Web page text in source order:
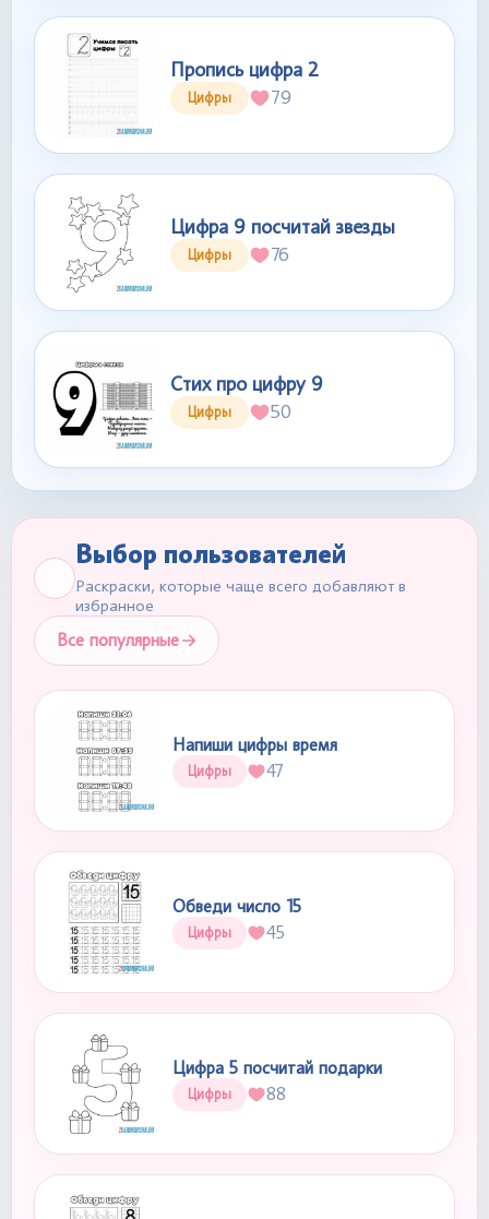
Пропись цифра 2
Цифры 79
Цифра 9 посчитай звезды
Цифры 76
Стих про цифру 9
Цифры 50
Выбор пользователей
Раскраски, которые чаще всего добавляют в
избранное
Все популярные
Напиши цифры время
Цифры 47
Обведи число 15
Цифры 45
Цифра 5 посчитай подарки
Цифры 88